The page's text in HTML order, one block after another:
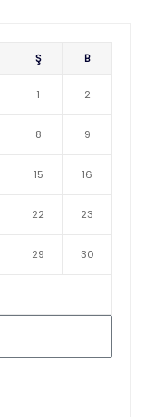
Ş B
1 2
8 9
15 16
22 23
29 30